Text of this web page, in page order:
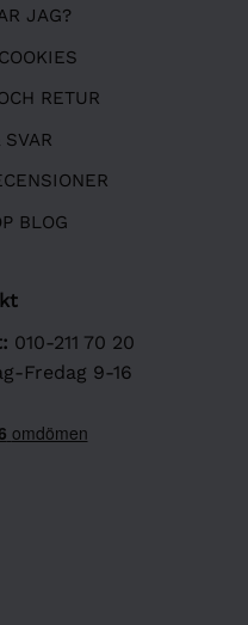
JAG?
RETUR
SVAR
BLOG
010-211 70 20
Fredag 9-16